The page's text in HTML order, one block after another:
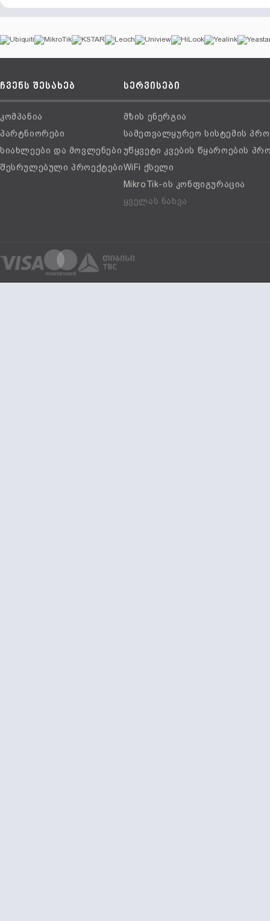
ჩვენს შესახებ
კომპანია
პარტნიორები
სიახლეები და მოვლენები
შესრულებული პროექტები
სერვისები
მზის ენერგია
სამეთვალყურეო სისტემის
უწყვეტი კვების წყაროების
WiFi ქსელი
MikroTik-ის კონფიგურაცია
ყველას ნახვა